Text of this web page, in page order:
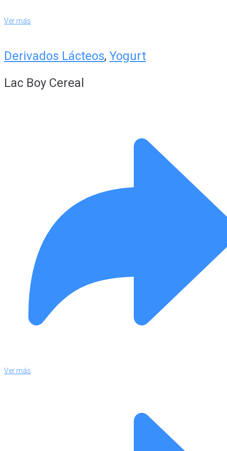
Ver más
Derivados Lácteos, Yogurt
Lac Boy Cereal
Ver más